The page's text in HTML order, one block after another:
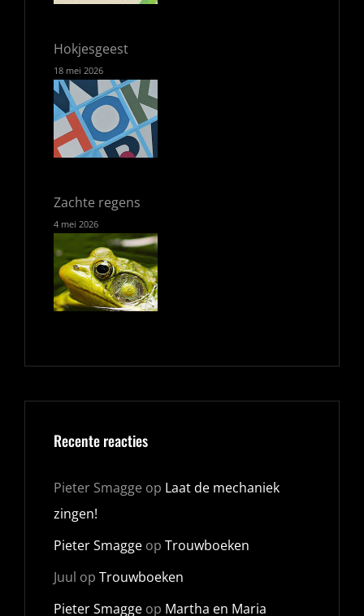
Hokjesgeest
18 mei 2026
Zachte regens
4 mei 2026
Recente reacties
Pieter Smagge op Laat de mechaniek
zingen!
Pieter Smagge op Trouwboeken
Juul op Trouwboeken
Pieter Smagge op Martha en Maria